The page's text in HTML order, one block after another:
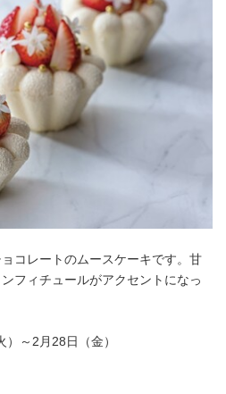
コレートのムースケーキです。甘
フィチュールがアクセントになっ
～2月28日（金）